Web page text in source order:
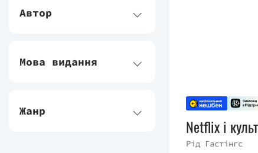
Автор
Мова видання
Жанр
Netflix і
Рід Гастінгс